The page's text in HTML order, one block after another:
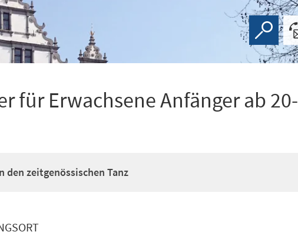
für Erwachsene Anfänger ab 20-
den zeitgenössischen Tanz